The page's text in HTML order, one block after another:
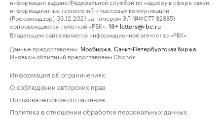
информации выдано Федеральной службой по надзору в сфере связи,
информационных технологий и массовых коммуникаций
(Роскомнадзор) 03.12.2021 за номером ЭЛ №ФС77-82385)
сопровождаются пометкой «РБК».
18+ letters@rbc.ru
Владельцем сайта является информационное агентство «РБК».
Данные предоставлены: Мосбиржа Санкт-Петербургская биржа
Индексы облигаций предоставлены Cbonds.
Информация об ограничениях
О соблюдении авторских прав
Пользовательское соглашение
Политика в отношении обработки персональных данных